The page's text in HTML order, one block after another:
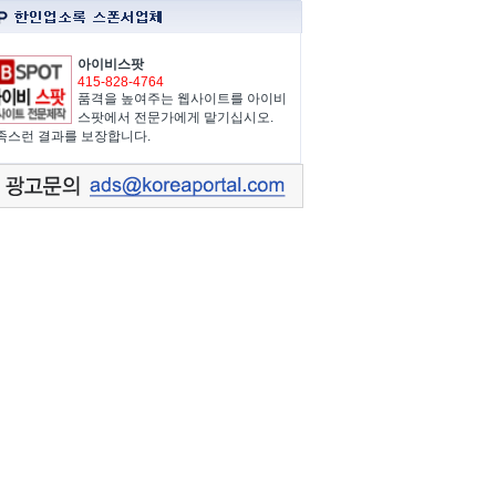
아이비스팟
415-828-4764
품격을 높여주는 웹사이트를 아이비
스팟에서 전문가에게 맡기십시오.
스런 결과를 보장합니다.